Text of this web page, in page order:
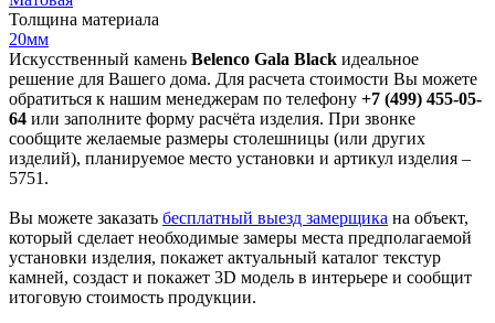
Толщина материала
20мм
Искусственный камень Belenco Gala Black идеальное
решение для Вашего дома. Для расчета стоимости Вы можете
обратиться к нашим менеджерам по телефону +7 (499) 455-05-
64 или заполните форму расчёта изделия. При звонке
сообщите желаемые размеры столешницы (или других
изделий), планируемое место установки и артикул изделия –
5751.
Вы можете заказать бесплатный выезд замерщика на объект,
который сделает необходимые замеры места предполагаемой
установки изделия, покажет актуальный каталог текстур
камней, создаст и покажет 3D модель в интерьере и сообщит
итоговую стоимость продукции.